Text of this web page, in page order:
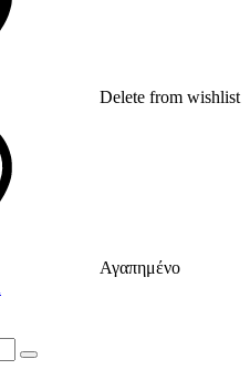
Delete from wishlist
Αγαπημένο